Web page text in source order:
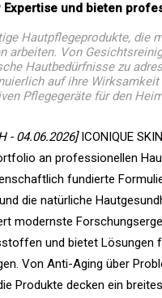
und bieten
Hautpflegeprodukte, die
Von
Hautbedürfnisse zu
auf ihre
Pflegegeräte für den
- 04.06.2026]ICONIQUE
an professionellen
fundierte
die natürliche
modernste
und bietet Lösungen
Von Anti-Aging über
Produkte decken ein